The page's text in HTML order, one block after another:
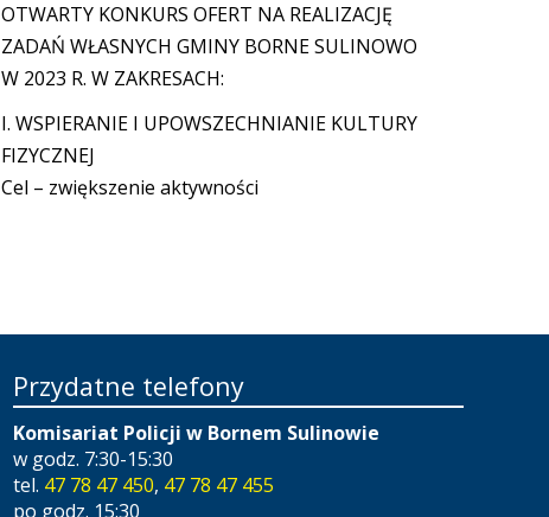
OTWARTY KONKURS OFERT NA REALIZACJĘ
ZADAŃ WŁASNYCH GMINY BORNE SULINOWO
W 2023 R. W ZAKRESACH:
I. WSPIERANIE I UPOWSZECHNIANIE KULTURY
FIZYCZNEJ
Cel – zwiększenie aktywności
Przydatne telefony
Komisariat Policji w Bornem Sulinowie
w godz. 7:30-15:30
tel. 47 78 47 450, 47 78 47 455
po godz. 15:30